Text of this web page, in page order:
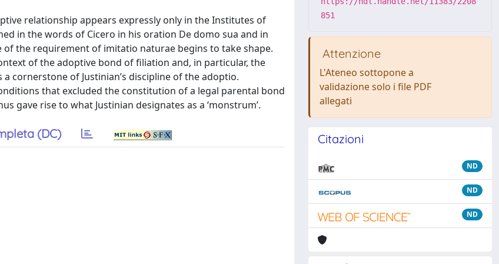
relationship appears expressly only in the Institutes of
in the words of Cicero in his oration De domo sua and in
the requirement of imitatio naturae begins to take shape.
of the adoptive bond of filiation and, in particular, the
cornerstone of Justinian’s discipline of the adoptio.
that excluded the constitution of a legal parental bond
gave rise to what Justinian designates as a ‘monstrum’.
(DC)
851
Attenzione
L'Ateneo sottopone a
validazione solo i file PDF
allegati
Citazioni
ND
ND
ND